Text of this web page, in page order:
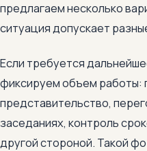
предлагаем несколько
ситуация допускает
Если требуется
фиксируем объем работы:
представительство,
заседаниях, контроль
другой стороной. Такой